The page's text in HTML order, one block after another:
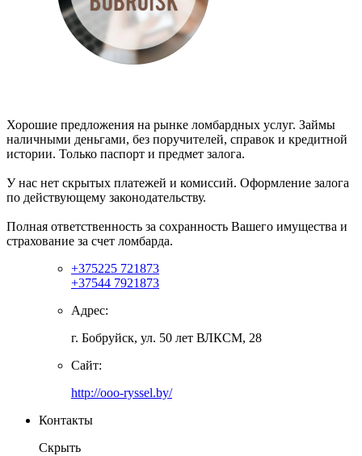
Хорошие предложения на рынке ломбардных услуг. Займы
наличными деньгами, без поручителей, справок и кредитной
истории. Только паспорт и предмет залога.
У нас нет скрытых платежей и комиссий. Оформление залога
по действующему законодательству.
Полная ответственность за сохранность Вашего имущества и
страхование за счет ломбарда.
+375225 721873
+37544 7921873
Адрес:
г. Бобруйск, ул. 50 лет ВЛКСМ, 28
Сайт:
http://ooo-ryssel.by/
Контакты
Скрыть